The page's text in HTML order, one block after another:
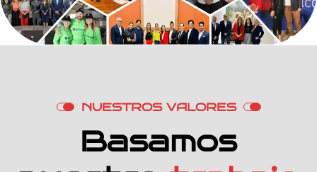
NUESTROS VALORES
Basamos